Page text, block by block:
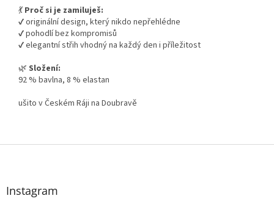
💃 Proč si je zamiluješ:
✔️ originální design, který nikdo nepřehlédne
✔️ pohodlí bez kompromisů
✔️ elegantní střih vhodný na každý den i příležitost
🌿 Složení:
92 % bavlna, 8 % elastan
ušito v Českém Ráji na Doubravě
Z
Instagram